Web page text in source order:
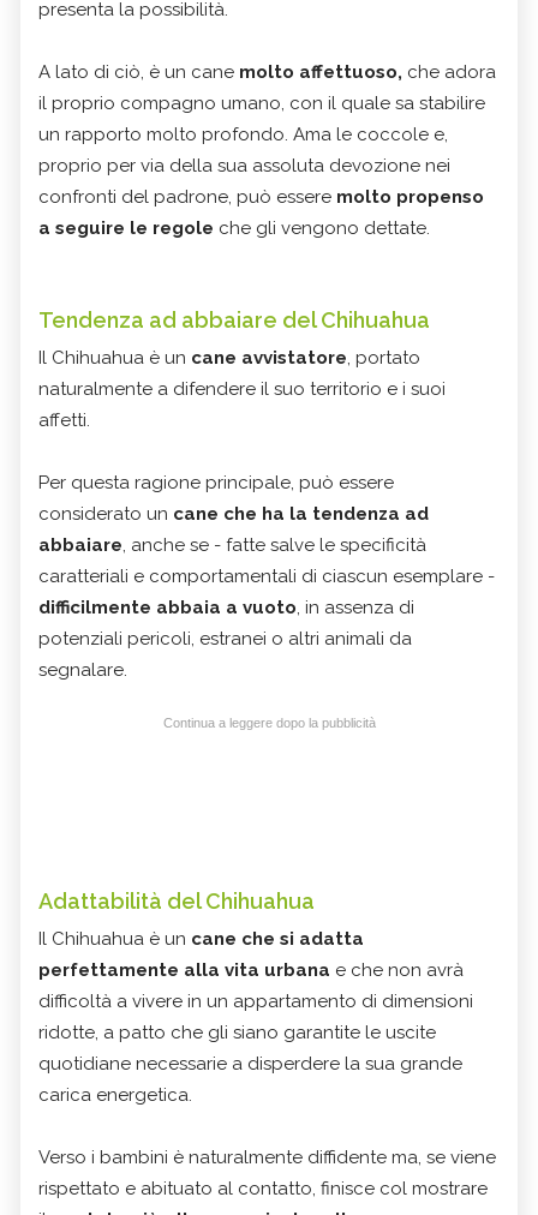
presenta la possibilità.
A lato di ciò, è un cane molto affettuoso, che adora
il proprio compagno umano, con il quale sa stabilire
un rapporto molto profondo. Ama le coccole e,
proprio per via della sua assoluta devozione nei
confronti del padrone, può essere molto propenso
a seguire le regole che gli vengono dettate.
Tendenza ad abbaiare del Chihuahua
Il Chihuahua è un cane avvistatore, portato
naturalmente a difendere il suo territorio e i suoi
affetti.
Per questa ragione principale, può essere
considerato un cane che ha la tendenza ad
abbaiare, anche se - fatte salve le specificità
caratteriali e comportamentali di ciascun esemplare -
difficilmente abbaia a vuoto, in assenza di
potenziali pericoli, estranei o altri animali da
segnalare.
Continua a leggere dopo la pubblicità
Adattabilità del Chihuahua
Il Chihuahua è un cane che si adatta
perfettamente alla vita urbana e che non avrà
difficoltà a vivere in un appartamento di dimensioni
ridotte, a patto che gli siano garantite le uscite
quotidiane necessarie a disperdere la sua grande
carica energetica.
Verso i bambini è naturalmente diffidente ma, se viene
rispettato e abituato al contatto, finisce col mostrare